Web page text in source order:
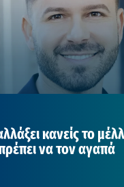
κανείς το
να τον αγαπά